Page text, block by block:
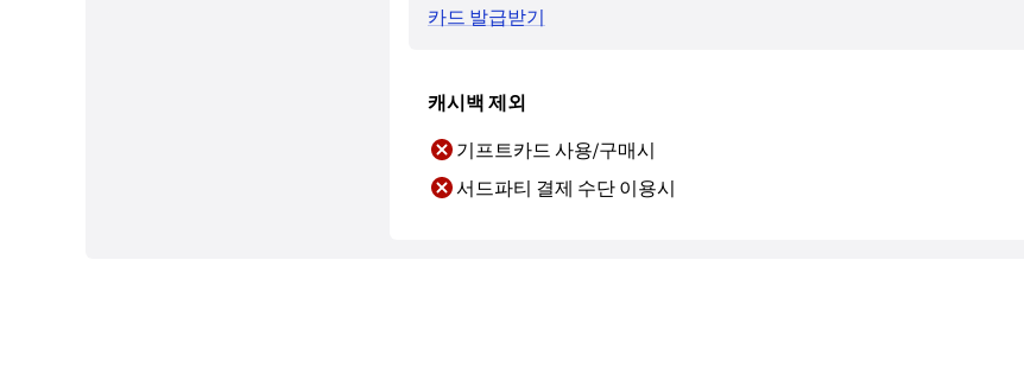
카드 발급받기
캐시백 제외
기프트카드 사용/구매시
서드파티 결제 수단 이용시